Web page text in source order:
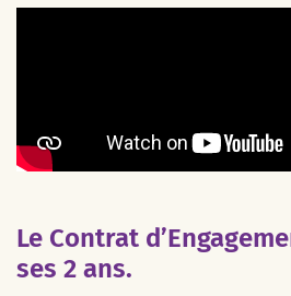
Le Contrat
ses 2 ans.